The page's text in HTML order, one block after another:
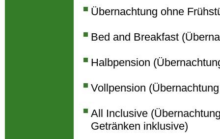
Übernachtung ohne
Bed and Breakfast
Halbpension
Vollpension
All Inclusive
Getränken inklusive)